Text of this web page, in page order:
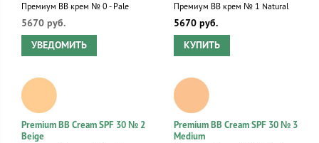
Премиум ВВ крем № 0 - Pale
5670 руб.
УВЕДОМИТЬ
Премиум ВВ крем № 1 Natural
5670 руб.
КУПИТЬ
Premium BB Cream SPF 30 № 2
Beige
Premium BB Cream SPF 30 № 3
Medium